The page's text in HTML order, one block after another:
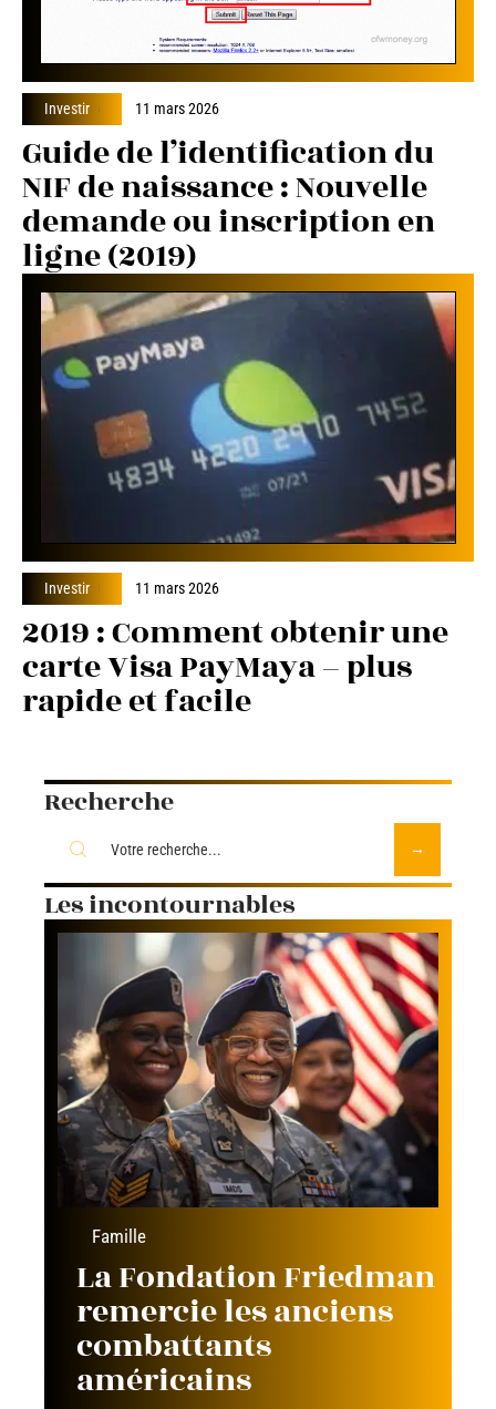
Investir 11 mars 2026
Guide de l’identification du
NIF de naissance : Nouvelle
demande ou inscription en
ligne (2019)
Investir 11 mars 2026
2019 : Comment obtenir une
carte Visa PayMaya – plus
rapide et facile
Recherche
Les incontournables
Famille
La Fondation Friedman
remercie les anciens
combattants
américains